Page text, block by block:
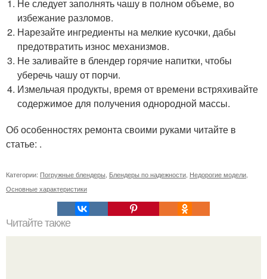
Не следует заполнять чашу в полном объеме, во
избежание разломов.
Нарезайте ингредиенты на мелкие кусочки, дабы
предотвратить износ механизмов.
Не заливайте в блендер горячие напитки, чтобы
уберечь чашу от порчи.
Измельчая продукты, время от времени встряхивайте
содержимое для получения однородной массы.
Об особенностях ремонта своими руками читайте в
статье: .
Категории: Погружные блендеры, Блендеры по надежности, Недорогие модели,
Основные характеристики
Читайте также